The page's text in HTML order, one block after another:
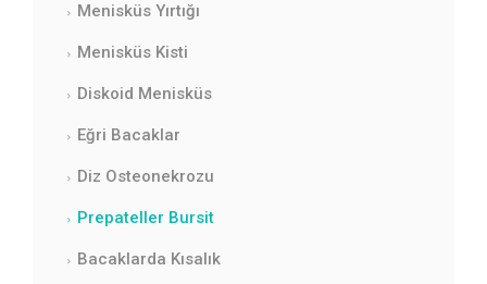
Menisküs Yırtığı
Menisküs Kisti
Diskoid Menisküs
Eğri Bacaklar
Diz Osteonekrozu
Prepateller Bursit
Bacaklarda Kısalık